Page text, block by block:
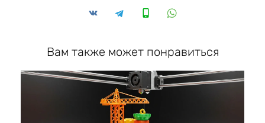
Вам также может понравиться